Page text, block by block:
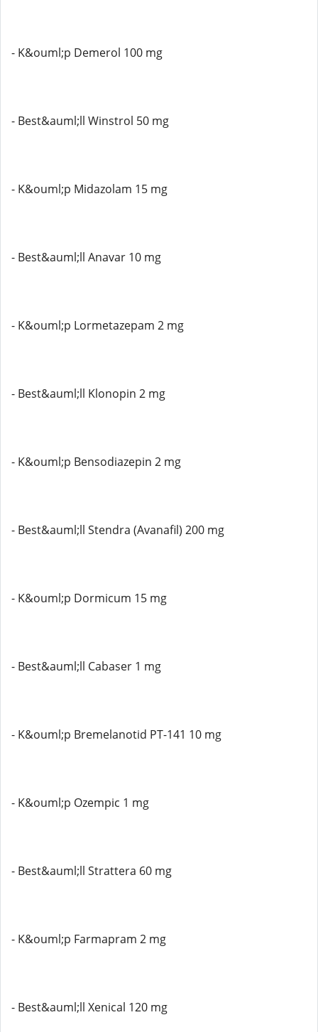
- K&ouml;p Demerol 100 mg
- Best&auml;ll Winstrol 50 mg
- K&ouml;p Midazolam 15 mg
- Best&auml;ll Anavar 10 mg
- K&ouml;p Lormetazepam 2 mg
- Best&auml;ll Klonopin 2 mg
- K&ouml;p Bensodiazepin 2 mg
- Best&auml;ll Stendra (Avanafil) 200 mg
- K&ouml;p Dormicum 15 mg
- Best&auml;ll Cabaser 1 mg
- K&ouml;p Bremelanotid PT-141 10 mg
- K&ouml;p Ozempic 1 mg
- Best&auml;ll Strattera 60 mg
- K&ouml;p Farmapram 2 mg
- Best&auml;ll Xenical 120 mg